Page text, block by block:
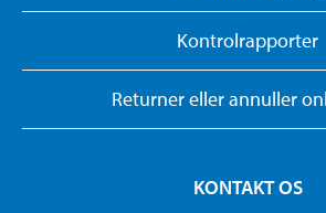
Kontrolrapporter
Returner eller annuller
KONTAKT OS